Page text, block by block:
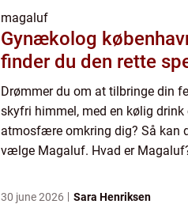
magaluf
Gynækolog københavn
finder du den rette
Drømmer du om at tilbringe din
skyfri himmel, med en kølig drink
atmosfære omkring dig? Så kan
vælge Magaluf. Hvad er
beliggenhed p...
30 june 2026 Sara Henriksen